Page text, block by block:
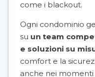
come i blackout.
Ogni condominio
su un team
e soluzioni su
comfort e la
anche nei